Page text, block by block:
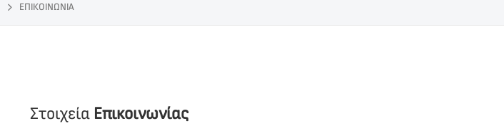
ΕΠΙΚΟΙΝΩΝΊΑ
Στοιχεία Επικοινωνίας